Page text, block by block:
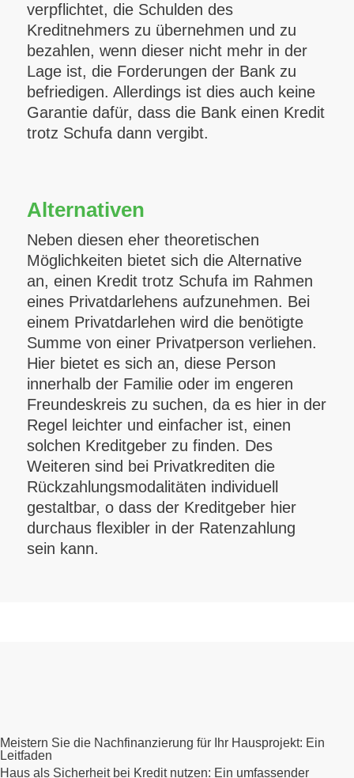
verpflichtet, die Schulden des
Kreditnehmers zu übernehmen und zu
bezahlen, wenn dieser nicht mehr in der
Lage ist, die Forderungen der Bank zu
befriedigen. Allerdings ist dies auch keine
Garantie dafür, dass die Bank einen Kredit
trotz Schufa dann vergibt.
Alternativen
Neben diesen eher theoretischen
Möglichkeiten bietet sich die Alternative
an, einen Kredit trotz Schufa im Rahmen
eines Privatdarlehens aufzunehmen. Bei
einem Privatdarlehen wird die benötigte
Summe von einer Privatperson verliehen.
Hier bietet es sich an, diese Person
innerhalb der Familie oder im engeren
Freundeskreis zu suchen, da es hier in der
Regel leichter und einfacher ist, einen
solchen Kreditgeber zu finden. Des
Weiteren sind bei Privatkrediten die
Rückzahlungsmodalitäten individuell
gestaltbar, o dass der Kreditgeber hier
durchaus flexibler in der Ratenzahlung
sein kann.
Meistern Sie die Nachfinanzierung für Ihr Hausprojekt: Ein
Leitfaden
Haus als Sicherheit bei Kredit nutzen: Ein umfassender